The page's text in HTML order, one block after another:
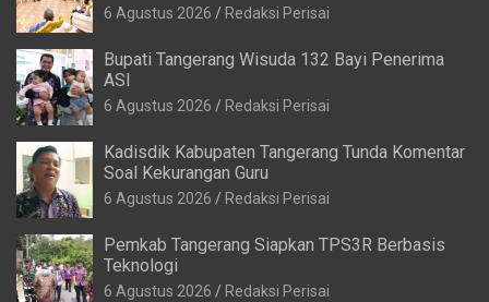
6 Agustus 2026 Redaksi Perisai
Bupati Tangerang Wisuda 132 Bayi Penerima
ASI
6 Agustus 2026 Redaksi Perisai
Kadisdik Kabupaten Tangerang Tunda Komentar
Soal Kekurangan Guru
6 Agustus 2026 Redaksi Perisai
Pemkab Tangerang Siapkan TPS3R Berbasis
Teknologi
6 Agustus 2026 Redaksi Perisai